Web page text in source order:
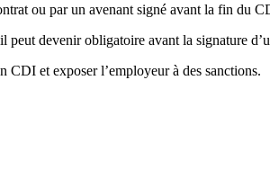
ou par un avenant signé avant la fin du
devenir obligatoire avant la signature
et exposer l’employeur à des sanctions.